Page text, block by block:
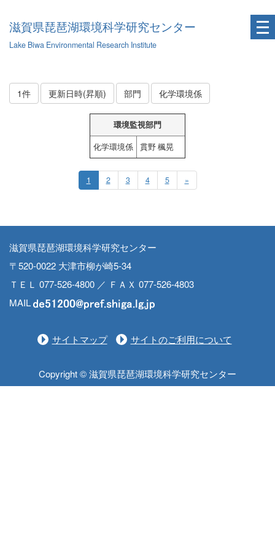
滋賀県琵琶湖環境科学研究センター
Lake Biwa Environmental Research Institute
1件 更新日時(昇順) 部門 化学環境係
環境監視部門
化学環境係
貫野 楓晃
1 2 3 4 5 »
滋賀県琵琶湖環境科学研究センター
〒520-0022 大津市柳が崎5-34
ＴＥＬ 077-526-4800 ／ ＦＡＸ 077-526-4803
MAIL
サイトマップ サイトのご利用について
Copyright © 滋賀県琵琶湖環境科学研究センター